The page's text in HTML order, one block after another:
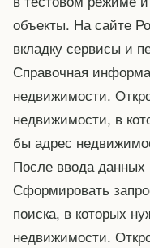
объекты. На сайте
вкладку сервисы и
Справочная
недвижимости.
недвижимости, в
бы адрес
После ввода данных
Сформировать
поиска, в которых
недвижимости.